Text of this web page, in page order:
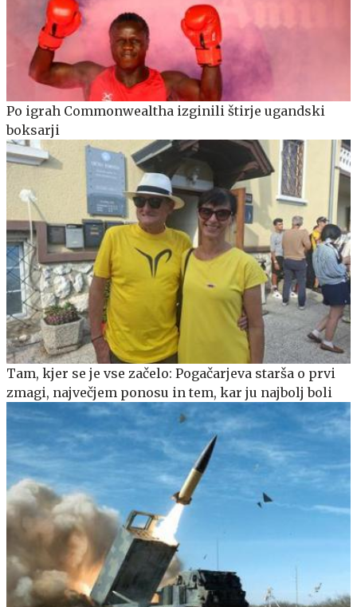
Po igrah Commonwealtha izginili štirje ugandski
boksarji
Tam, kjer se je vse začelo: Pogačarjeva starša o prvi
zmagi, največjem ponosu in tem, kar ju najbolj boli